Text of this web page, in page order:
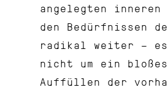
angelegten inneren
den Bedürfnissen
radikal weiter –
nicht um ein bloßes
Auffüllen der